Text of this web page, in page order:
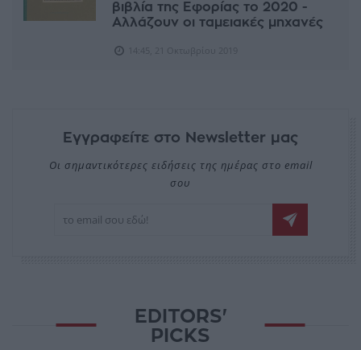
βιβλία της Εφορίας το 2020 -
Αλλάζουν οι ταμειακές μηχανές
Εγγραφείτε στο Newsletter μας
Οι σημαντικότερες ειδήσεις της ημέρας στο email
σου
EDITORS'
PICKS